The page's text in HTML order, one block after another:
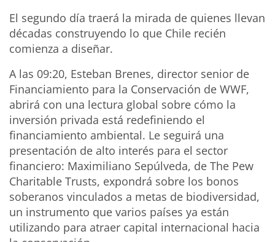
El segundo día traerá la mirada de quienes llevan
décadas construyendo lo que Chile recién
comienza a diseñar.
A las 09:20, Esteban Brenes, director senior de
Financiamiento para la Conservación de WWF,
abrirá con una lectura global sobre cómo la
inversión privada está redefiniendo el
financiamiento ambiental. Le seguirá una
presentación de alto interés para el sector
financiero: Maximiliano Sepúlveda, de The Pew
Charitable Trusts, expondrá sobre los bonos
soberanos vinculados a metas de biodiversidad,
un instrumento que varios países ya están
utilizando para atraer capital internacional hacia